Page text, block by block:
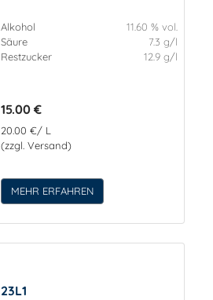
Alkohol
11.60 % vol.
Säure
7.3 g/l
Restzucker
12.9 g/l
15.00 €
20.00 €/ L
(zzgl. Versand)
MEHR ERFAHREN
23L1